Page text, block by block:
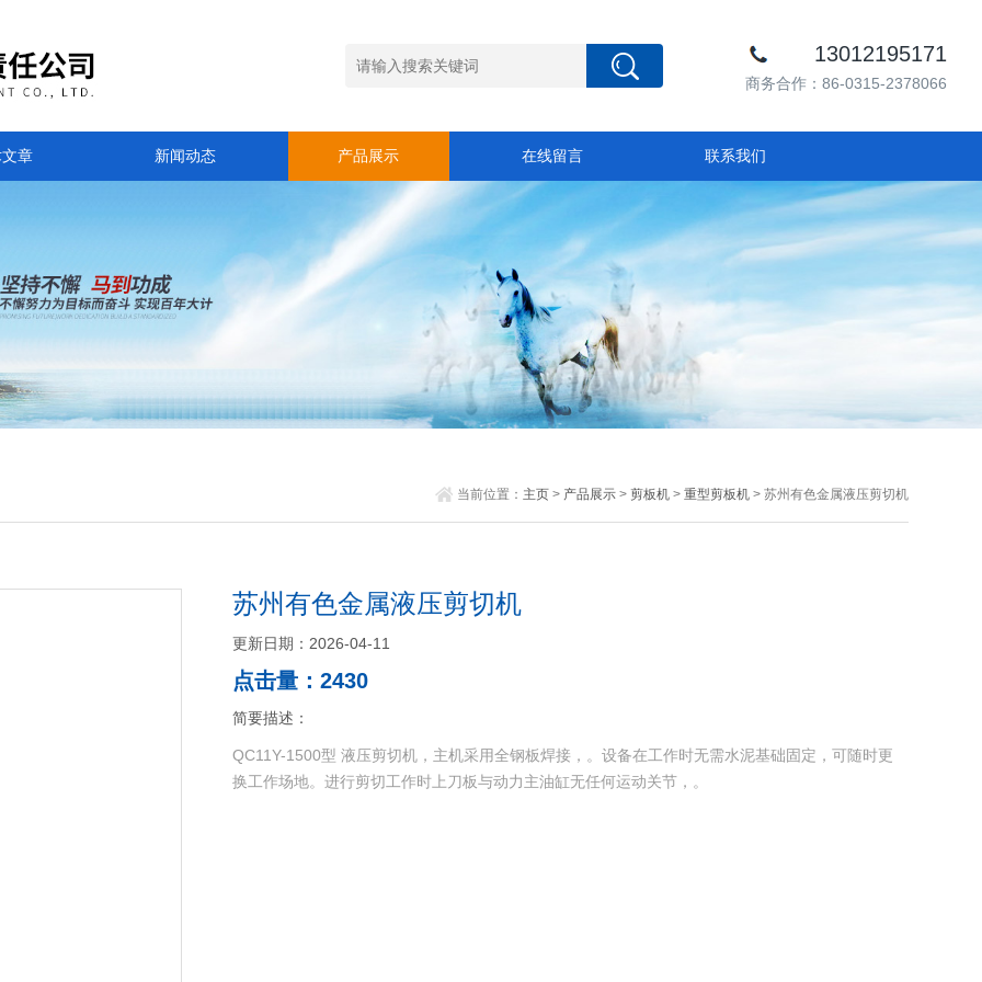
13012195171
商务合作：86-0315-2378066
章 新闻动态 产品展示 在线留言 联系我们
当前位置： 主页> 产品展示> 剪板机> 重型剪板机> 苏州有色金属液压剪切机
苏州有色金属液压剪切机
更新日期：2026-04-11
点击量：2430
简要描述：
QC11Y-1500型 液压剪切机，主机采用全钢板焊接，。设备在工作时无需水泥基础固定，可随时更
换工作场地。进行剪切工作时上刀板与动力主油缸无任何运动关节，。